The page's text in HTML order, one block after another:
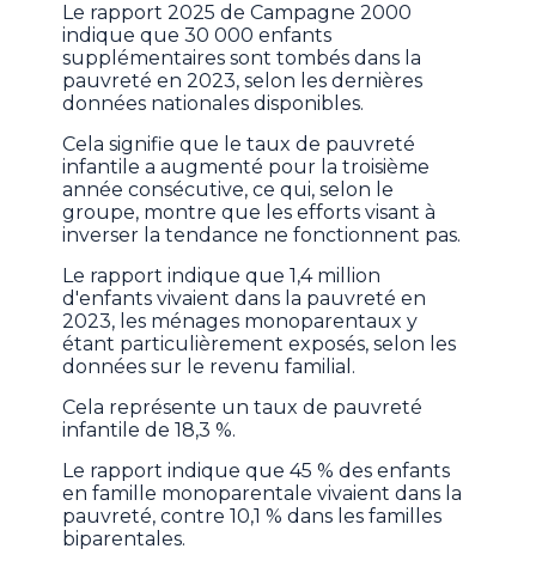
Le rapport 2025 de Campagne 2000
indique que 30 000 enfants
supplémentaires sont tombés dans la
pauvreté en 2023, selon les dernières
données nationales disponibles.
Cela signifie que le taux de pauvreté
infantile a augmenté pour la troisième
année consécutive, ce qui, selon le
groupe, montre que les efforts visant à
inverser la tendance ne fonctionnent pas.
Le rapport indique que 1,4 million
d'enfants vivaient dans la pauvreté en
2023, les ménages monoparentaux y
étant particulièrement exposés, selon les
données sur le revenu familial.
Cela représente un taux de pauvreté
infantile de 18,3 %.
Le rapport indique que 45 % des enfants
en famille monoparentale vivaient dans la
pauvreté, contre 10,1 % dans les familles
biparentales.